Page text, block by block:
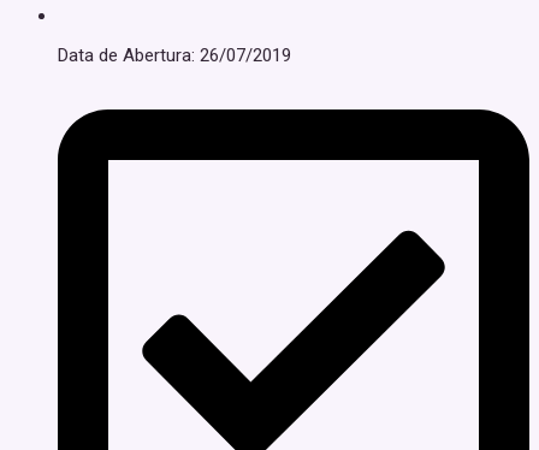
Data de Abertura: 26/07/2019